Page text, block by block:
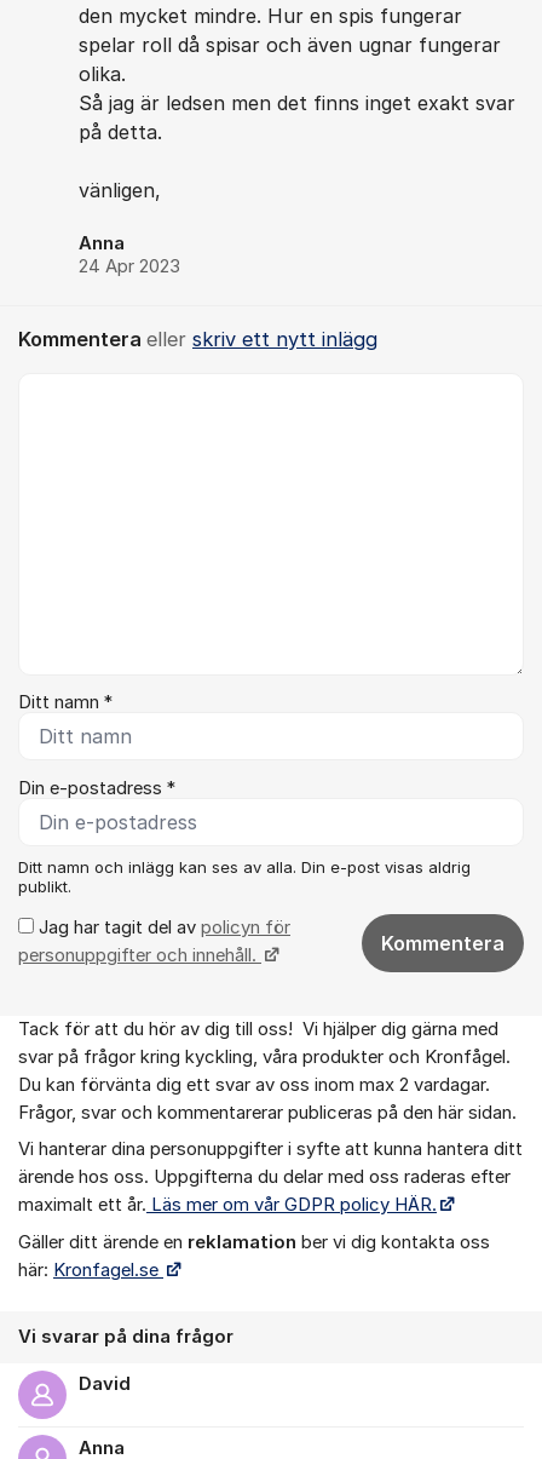
den mycket mindre. Hur en spis fungerar
spelar roll då spisar och även ugnar fungerar
olika.
Så jag är ledsen men det finns inget exakt svar
på detta.
vänligen,
Anna
24 Apr 2023
Kommentera eller skriv ett nytt inlägg
Ditt namn *
Din e-postadress *
Ditt namn och inlägg kan ses av alla. Din e-post visas aldrig
publikt.
Jag har tagit del av policyn för
personuppgifter och innehåll.
Kommentera
Om forumet
Tack för att du hör av dig till oss! Vi hjälper dig gärna med
svar på frågor kring kyckling, våra produkter och Kronfågel.
Du kan förvänta dig ett svar av oss inom max 2 vardagar.
Frågor, svar och kommentarerar publiceras på den här sidan.
Vi hanterar dina personuppgifter i syfte att kunna hantera ditt
ärende hos oss. Uppgifterna du delar med oss raderas efter
maximalt ett år. Läs mer om vår GDPR policy HÄR.
Gäller ditt ärende en reklamation ber vi dig kontakta oss
här: Kronfagel.se
Vi svarar på dina frågor
David
Anna